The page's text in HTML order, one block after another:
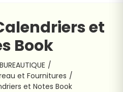
et
Book
BUREAUTIQUE
et Fournitures
et Notes Book